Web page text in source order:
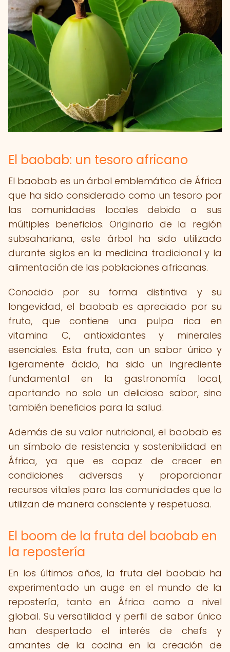
El baobab: un tesoro africano
El baobab es un árbol emblemático de África
que ha sido considerado como un tesoro por
las comunidades locales debido a sus
múltiples beneficios. Originario de la región
subsahariana, este árbol ha sido utilizado
durante siglos en la medicina tradicional y la
alimentación de las poblaciones africanas.
Conocido por su forma distintiva y su
longevidad, el baobab es apreciado por su
fruto, que contiene una pulpa rica en
vitamina C, antioxidantes y minerales
esenciales. Esta fruta, con un sabor único y
ligeramente ácido, ha sido un ingrediente
fundamental en la gastronomía local,
aportando no solo un delicioso sabor, sino
también beneficios para la salud.
Además de su valor nutricional, el baobab es
un símbolo de resistencia y sostenibilidad en
África, ya que es capaz de crecer en
condiciones adversas y proporcionar
recursos vitales para las comunidades que lo
utilizan de manera consciente y respetuosa.
El boom de la fruta del baobab en
la repostería
En los últimos años, la fruta del baobab ha
experimentado un auge en el mundo de la
repostería, tanto en África como a nivel
global. Su versatilidad y perfil de sabor único
han despertado el interés de chefs y
amantes de la cocina en la creación de